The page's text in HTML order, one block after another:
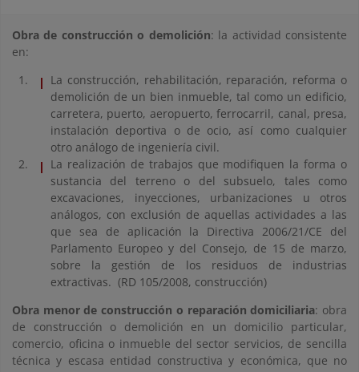
Obra de construcción o demolición: la actividad consistente
en:
La construcción, rehabilitación, reparación, reforma o
demolición de un bien inmueble, tal como un edificio,
carretera, puerto, aeropuerto, ferrocarril, canal, presa,
instalación deportiva o de ocio, así como cualquier
otro análogo de ingeniería civil.
La realización de trabajos que modifiquen la forma o
sustancia del terreno o del subsuelo, tales como
excavaciones, inyecciones, urbanizaciones u otros
análogos, con exclusión de aquellas actividades a las
que sea de aplicación la Directiva 2006/21/CE del
Parlamento Europeo y del Consejo, de 15 de marzo,
sobre la gestión de los residuos de industrias
extractivas. (RD 105/2008, construcción)
Obra menor de construcción o reparación domiciliaria: obra
de construcción o demolición en un domicilio particular,
comercio, oficina o inmueble del sector servicios, de sencilla
técnica y escasa entidad constructiva y económica, que no